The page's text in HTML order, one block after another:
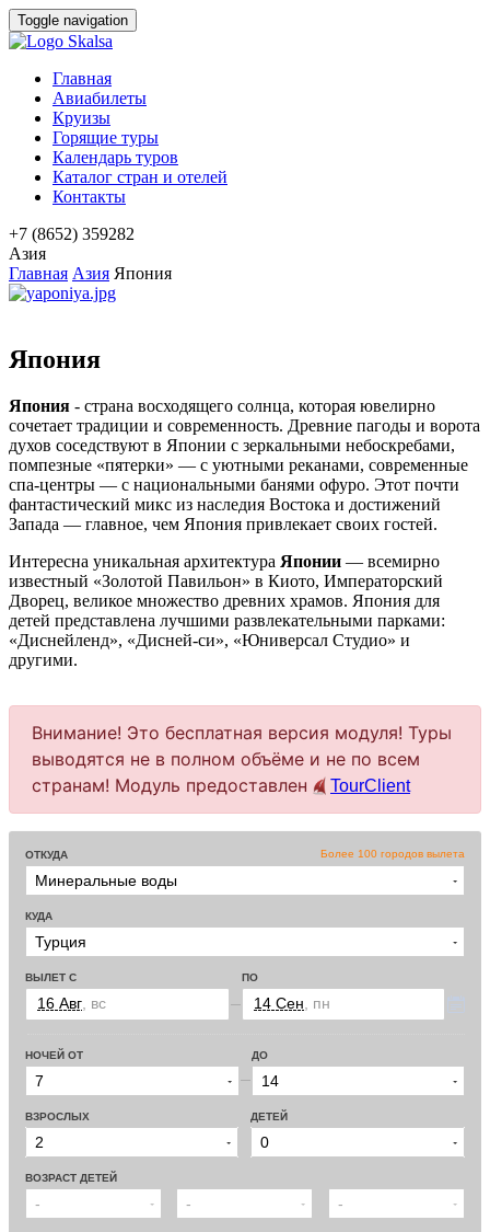
Toggle navigation
Главная
Авиабилеты
Круизы
Горящие туры
Календарь туров
Каталог стран и отелей
Контакты
+7 (8652) 359282
Азия
Главная Азия Япония
Япония
Япония - страна восходящего солнца, которая ювелирно
сочетает традиции и современность. Древние пагоды и ворота
духов соседствуют в Японии с зеркальными небоскребами,
помпезные «пятерки» — с уютными реканами, современные
спа-центры — с национальными банями офуро. Этот почти
фантастический микс из наследия Востока и достижений
Запада — главное, чем Япония привлекает своих гостей.
Интересна уникальная архитектура Японии — всемирно
известный «Золотой Павильон» в Киото, Императорский
Дворец, великое множество древних храмов. Япония для
детей представлена лучшими развлекательными парками:
«Диснейленд», «Дисней-си», «Юниверсал Студио» и
другими.